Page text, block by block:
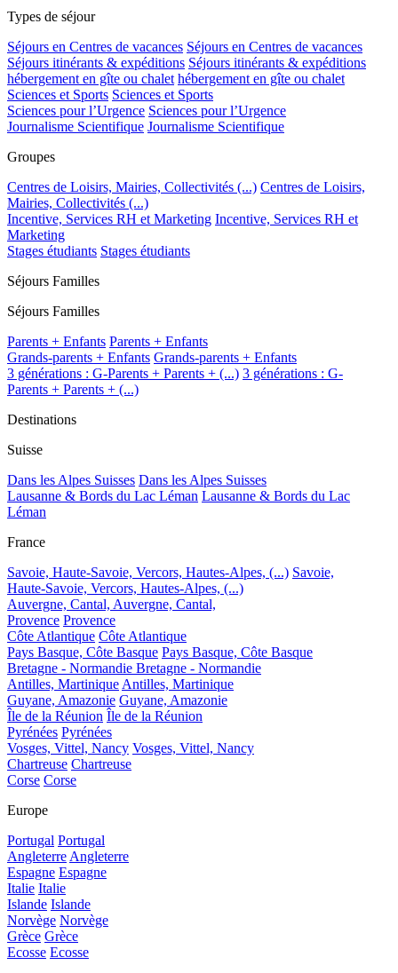
Types de séjour
Séjours en Centres de vacances Séjours en Centres de vacances
Séjours itinérants & expéditions Séjours itinérants & expéditions
hébergement en gîte ou chalet hébergement en gîte ou chalet
Sciences et Sports Sciences et Sports
Sciences pour l’Urgence Sciences pour l’Urgence
Journalisme Scientifique Journalisme Scientifique
Groupes
Centres de Loisirs, Mairies, Collectivités (...) Centres de Loisirs,
Mairies, Collectivités (...)
Incentive, Services RH et Marketing Incentive, Services RH et
Marketing
Stages étudiants Stages étudiants
Séjours Familles
Séjours Familles
Parents + Enfants Parents + Enfants
Grands-parents + Enfants Grands-parents + Enfants
3 générations : G-Parents + Parents + (...) 3 générations : G-
Parents + Parents + (...)
Destinations
Suisse
Dans les Alpes Suisses Dans les Alpes Suisses
Lausanne & Bords du Lac Léman Lausanne & Bords du Lac
Léman
France
Savoie, Haute-Savoie, Vercors, Hautes-Alpes, (...) Savoie,
Haute-Savoie, Vercors, Hautes-Alpes, (...)
Auvergne, Cantal, Auvergne, Cantal,
Provence Provence
Côte Atlantique Côte Atlantique
Pays Basque, Côte Basque Pays Basque, Côte Basque
Bretagne - Normandie Bretagne - Normandie
Antilles, Martinique Antilles, Martinique
Guyane, Amazonie Guyane, Amazonie
Île de la Réunion Île de la Réunion
Pyrénées Pyrénées
Vosges, Vittel, Nancy Vosges, Vittel, Nancy
Chartreuse Chartreuse
Corse Corse
Europe
Portugal Portugal
Angleterre Angleterre
Espagne Espagne
Italie Italie
Islande Islande
Norvège Norvège
Grèce Grèce
Ecosse Ecosse